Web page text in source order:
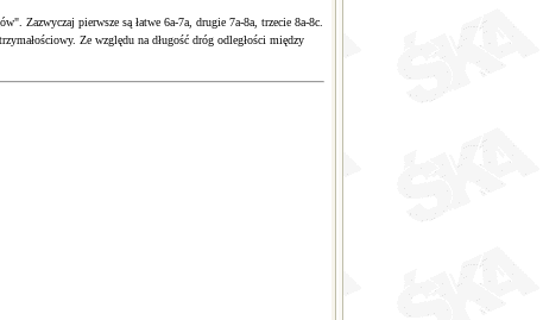
Zazwyczaj pierwsze są łatwe 6a-7a, drugie 7a-8a, trzecie 8a-8c.
Ze względu na długość dróg odległości między